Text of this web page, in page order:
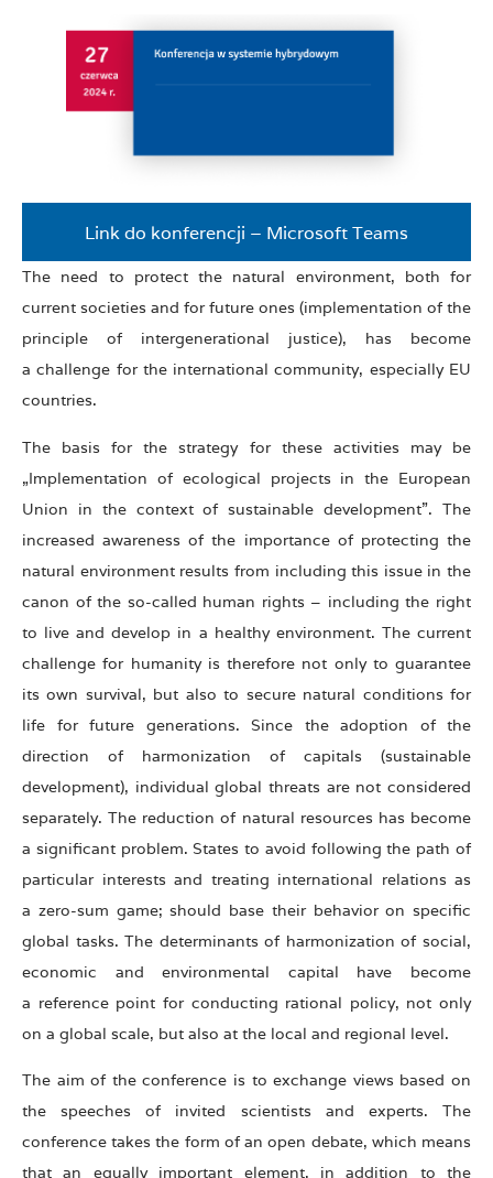
Link do konferencji – Microsoft Teams
The need to protect the natural environment, both for
current societies and for future ones (implementation of the
principle of intergenerational justice), has become
a challenge for the international community, especially EU
countries.
The basis for the strategy for these activities may be
„Implementation of ecological projects in the European
Union in the context of sustainable development”. The
increased awareness of the importance of protecting the
natural environment results from including this issue in the
canon of the so-called human rights – including the right
to live and develop in a healthy environment. The current
challenge for humanity is therefore not only to guarantee
its own survival, but also to secure natural conditions for
life for future generations. Since the adoption of the
direction of harmonization of capitals (sustainable
development), individual global threats are not considered
separately. The reduction of natural resources has become
a significant problem. States to avoid following the path of
particular interests and treating international relations as
a zero-sum game; should base their behavior on specific
global tasks. The determinants of harmonization of social,
economic and environmental capital have become
a reference point for conducting rational policy, not only
on a global scale, but also at the local and regional level.
The aim of the conference is to exchange views based on
the speeches of invited scientists and experts. The
conference takes the form of an open debate, which means
that an equally important element, in addition to the